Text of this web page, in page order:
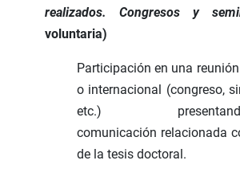
realizados. Congresos y
voluntaria)
Participación en una
o internacional (congreso,
etc.)
comunicación relacionada
de la tesis doctoral.